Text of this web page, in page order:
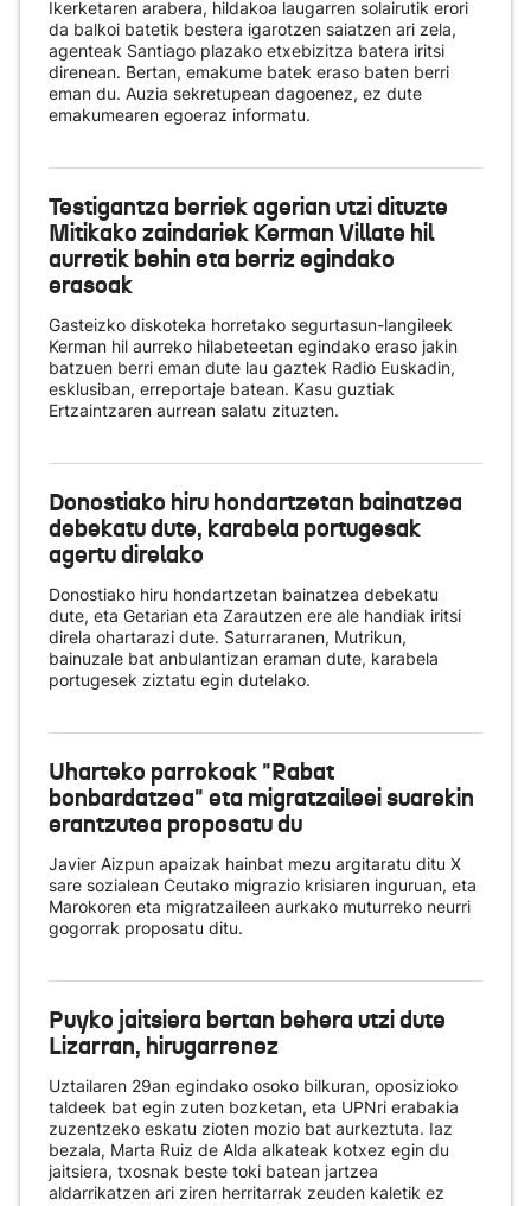
Ikerketaren arabera, hildakoa laugarren solairutik erori
da balkoi batetik bestera igarotzen saiatzen ari zela,
agenteak Santiago plazako etxebizitza batera iritsi
direnean. Bertan, emakume batek eraso baten berri
eman du. Auzia sekretupean dagoenez, ez dute
emakumearen egoeraz informatu.
Testigantza berriek agerian utzi dituzte
Mitikako zaindariek Kerman Villate hil
aurretik behin eta berriz egindako
erasoak
Gasteizko diskoteka horretako segurtasun-langileek
Kerman hil aurreko hilabeteetan egindako eraso jakin
batzuen berri eman dute lau gaztek Radio Euskadin,
esklusiban, erreportaje batean. Kasu guztiak
Ertzaintzaren aurrean salatu zituzten.
Donostiako hiru hondartzetan bainatzea
debekatu dute, karabela portugesak
agertu direlako
Donostiako hiru hondartzetan bainatzea debekatu
dute, eta Getarian eta Zarautzen ere ale handiak iritsi
direla ohartarazi dute. Saturraranen, Mutrikun,
bainuzale bat anbulantizan eraman dute, karabela
portugesek ziztatu egin dutelako.
Uharteko parrokoak "Rabat
bonbardatzea" eta migratzaileei suarekin
erantzutea proposatu du
Javier Aizpun apaizak hainbat mezu argitaratu ditu X
sare sozialean Ceutako migrazio krisiaren inguruan, eta
Marokoren eta migratzaileen aurkako muturreko neurri
gogorrak proposatu ditu.
Puyko jaitsiera bertan behera utzi dute
Lizarran, hirugarrenez
Uztailaren 29an egindako osoko bilkuran, oposizioko
taldeek bat egin zuten bozketan, eta UPNri erabakia
zuzentzeko eskatu zioten mozio bat aurkeztuta. Iaz
bezala, Marta Ruiz de Alda alkateak kotxez egin du
jaitsiera, txosnak beste toki batean jartzea
aldarrikatzen ari ziren herritarrak zeuden kaletik ez